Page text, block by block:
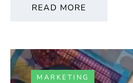
READ MORE
MARKETING